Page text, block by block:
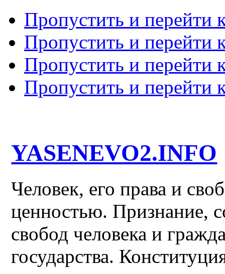
Пропустить и перейти
Пропустить и перейти
Пропустить и перейти
Пропустить и перейти
YASENEVO2.INFO
Человек, его права и
ценностью. Признание,
свобод человека и
государства.